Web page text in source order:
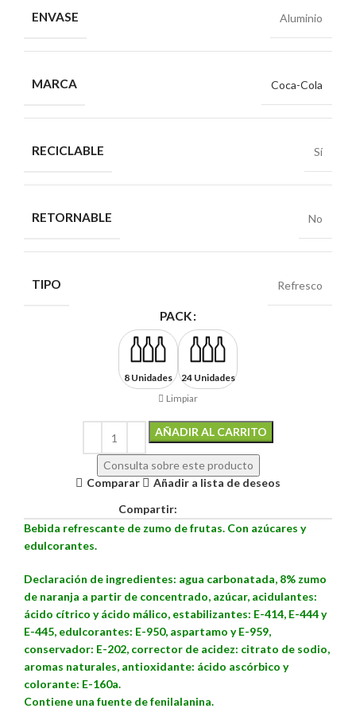
ENVASE Aluminio
MARCA Coca-Cola
RECICLABLE Sí
RETORNABLE No
TIPO Refresco
PACK
8 Unidades
24 Unidades
Limpiar
AÑADIR AL CARRITO
Alternative:
Consulta sobre este producto
Comparar
Añadir a lista de deseos
Compartir:
Bebida refrescante de zumo de frutas. Con azúcares y
edulcorantes.
Declaración de ingredientes: agua carbonatada, 8% zumo
de naranja a partir de concentrado, azúcar, acidulantes:
ácido cítrico y ácido málico, estabilizantes: E-414, E-444 y
E-445, edulcorantes: E-950, aspartamo y E-959,
conservador: E-202, corrector de acidez: citrato de sodio,
aromas naturales, antioxidante: ácido ascórbico y
colorante: E-160a.
Contiene una fuente de fenilalanina.